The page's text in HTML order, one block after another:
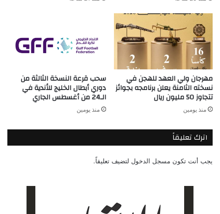
مهرجان ولي العهد للهجن في
نسخته الثامنة يعلن برنامجه بجوائز
تتجاوز 50 مليون ريال
منذ يومين
سحب قرعة النسخة الثالثة من
دوري أبطال الخليج للأندية في
الـ24 من أغسطس الجاري
منذ يومين
اترك تعليقاً
يجب أنت تكون مسجل الدخول لتضيف تعليقاً.